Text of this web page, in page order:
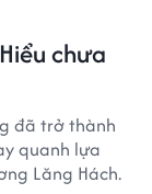
chưa
đã trở thành
quanh lựa
Lăng Hách.